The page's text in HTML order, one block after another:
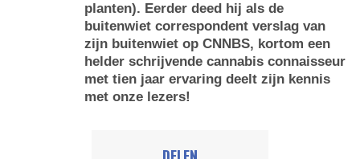
planten). Eerder deed hij als de
buitenwiet correspondent verslag van
zijn buitenwiet op CNNBS, kortom een
helder schrijvende cannabis connaisseur
met tien jaar ervaring deelt zijn kennis
met onze lezers!